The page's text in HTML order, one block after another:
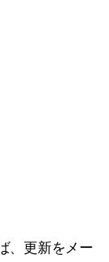
、更新をメー